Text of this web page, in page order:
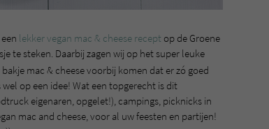
lekker vegan mac & cheese recept op de Groene
te steken. Daarbij zagen wij op het super leuke
bakje mac & cheese voorbij komen dat er zó goed
op een idee! Wat een topgerecht is dit
eigenaren, opgelet!), campings, picknicks in
mac and cheese, voor al uw feesten en partijen!